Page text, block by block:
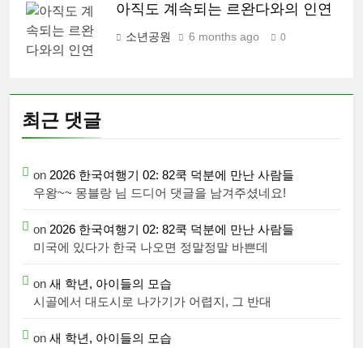
아직도 계속되는 르완다와의 인연
소년공원 6 months ago 0
최근 댓글
on 2026 한국여행기 02: 82쿡 덕분에 만난 사람들
우왕~~ 몽블랑 님 드디어 댓글을 남겨주셨네요!
on 2026 한국여행기 02: 82쿡 덕분에 만난 사람들
미국에 있다가 한국 나오면 정말정말 바쁜데
on 새 학년, 아이들의 모습
시골에서 대도시로 나가기가 어렵지, 그 반대
on 새 학년, 아이들의 모습